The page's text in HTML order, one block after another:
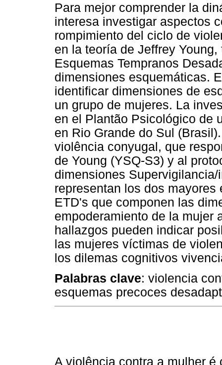
Para mejor comprender la
interesa investigar aspectos
rompimiento del ciclo de
en la teoría de Jeffrey
Esquemas Tempranos
dimensiones esquemáticas.
identificar dimensiones de
un grupo de mujeres. La
en el Plantão Psicológico de
en Rio Grande do Sul
violência conyugal, que
de Young (YSQ-S3) y al
dimensiones
representan los dos
ETD's que componen las
empoderamiento de la mujer
hallazgos pueden indicar
las mujeres víctimas de
los dilemas cognitivos
Palabras clave: violencia
esquemas precoces
A violência contra a mulher